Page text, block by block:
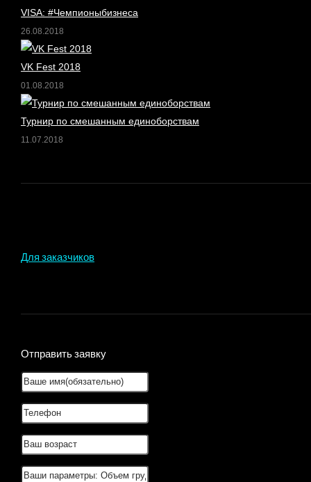
VISA: #Чемпионыбизнеса
26.08.2018
VK Fest 2018
01.08.2018
Турнир по смешанным единоборствам
11.07.2018
Для заказчиков
Отправить заявку